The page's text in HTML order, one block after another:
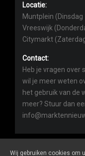
Locatie:
Muntplein (Dinsdag
Vreeswijk
Citymarkt
Contact:
Heb je vragen over
wil je meer weten
het gebruik van de
meer? Stuur dan
Wij gebruiken cookies om